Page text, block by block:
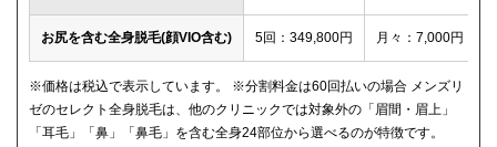
お尻を含む全身脱毛(顔VIO含む) 5回：349,800円 月々：7,000円
※価格は税込で表示しています。 ※分割料金は60回払いの場合 メンズリ
ゼのセレクト全身脱毛は、他のクリニックでは対象外の「眉間・眉上」
「耳毛」「鼻」「鼻毛」を含む全身24部位から選べるのが特徴です。